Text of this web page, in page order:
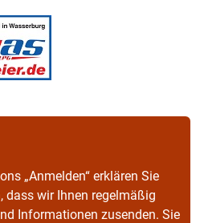
„Anmelden“ erklären Sie
dass wir Ihnen regelmäßig
Informationen zusenden. Sie